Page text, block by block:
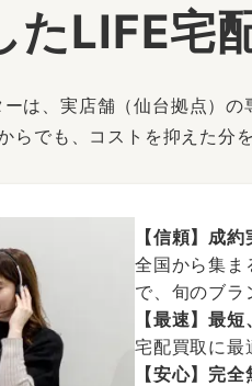
たLIFE宅
は、実店舗（仙台拠点）
らでも、コストを抑えた分
【信頼】成
全国から集ま
で、旬のブラ
【最速】最
宅配買取に最
【安心】完